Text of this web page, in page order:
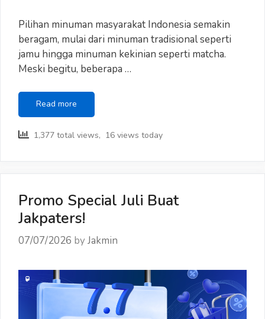
Pilihan minuman masyarakat Indonesia semakin
beragam, mulai dari minuman tradisional seperti
jamu hingga minuman kekinian seperti matcha.
Meski begitu, beberapa …
Read more
dan
Minuman
Dikonsumsi
di
1,377 total views, 16 views today
Promo Special Juli Buat
Jakpaters!
07/07/2026 byJakmin